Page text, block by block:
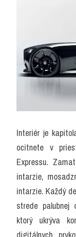
Interiér je
ocitnete v
Expressu.
intarzie,
intarzie. Každý
strede palubnej
ktorý ukrýva